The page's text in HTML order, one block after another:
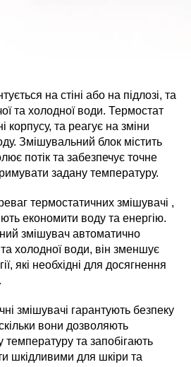
на стіні або на підлозі, та
та холодної води. Термостат
корпусу, та реагує на зміни
Змішувальний блок містить
потік та забезпечує точне
задану температуру.
термостатичних змішувачі ,
економити воду та енергію.
змішувач автоматично
та холодної води, він зменшує
які необхідні для досягнення
змішувачі гарантують безпеку
вони дозволяють
температуру та запобігають
шкідливими для шкіри та